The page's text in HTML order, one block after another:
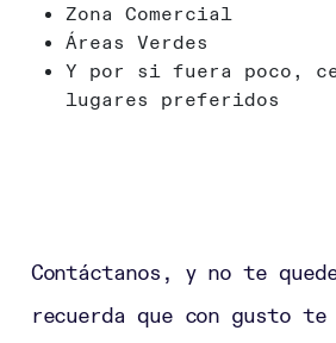
Zona Comercial
Áreas Verdes
Y por si fuera poco,
lugares preferidos
Contáctanos, y no te
recuerda que con gusto te